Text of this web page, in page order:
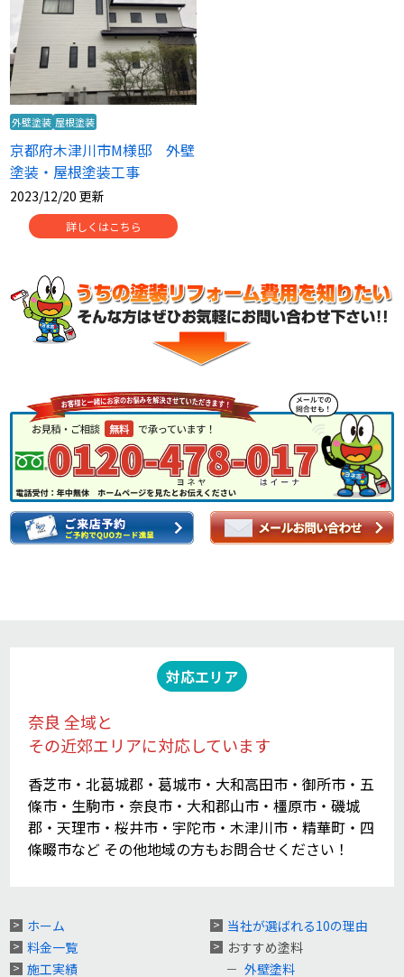
外壁塗装 屋根塗装
京都府木津川市M様邸 外壁
塗装・屋根塗装工事
2023/12/20 更新
詳しくはこちら
対応エリア
奈良 全域と
その近郊エリアに対応しています
香芝市・北葛城郡・葛城市・大和高田市・御所市・五
條市・生駒市・奈良市・大和郡山市・橿原市・磯城
郡・天理市・桜井市・宇陀市・木津川市・精華町・四
條畷市など その他地域の方もお問合せください！
ホーム
料金一覧
施工実績
当社が選ばれる10の理由
おすすめ塗料
外壁塗料